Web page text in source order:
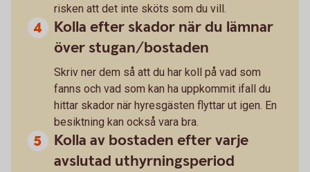
risken att det inte sköts som du vill.
Kolla efter skador när du lämnar
över stugan/bostaden
Skriv ner dem så att du har koll på vad som
fanns och vad som kan ha uppkommit ifall du
hittar skador när hyresgästen flyttar ut igen. En
besiktning kan också vara bra.
Kolla av bostaden efter varje
avslutad uthyrningsperiod